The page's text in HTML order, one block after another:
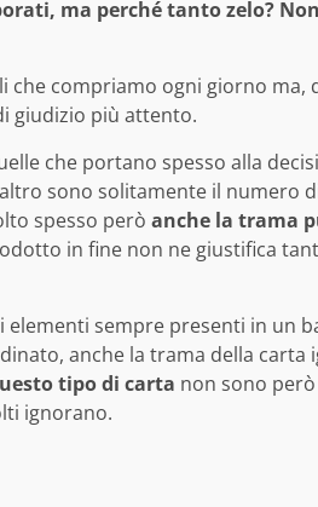
ma perché tanto zelo?
che compriamo ogni giorno ma,
giudizio più attento.
che portano spesso alla
sono solitamente il numero
spesso però anche la trama
in fine non ne giustifica
sempre presenti in un
anche la trama della carta
tipo di carta non sono
ignorano.